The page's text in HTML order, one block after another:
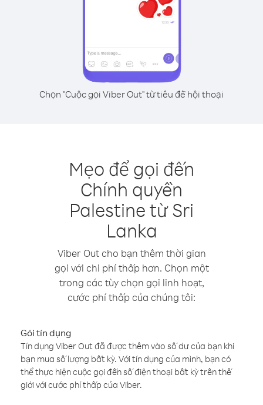
Chọn "Cuộc gọi Viber Out" từ tiêu đề hội thoại
Mẹo để gọi đến
Chính quyền
Palestine từ Sri
Lanka
Viber Out cho bạn thêm thời gian
gọi với chi phí thấp hơn. Chọn một
trong các tùy chọn gọi linh hoạt,
cước phí thấp của chúng tôi:
Gói tín dụng
Tín dụng Viber Out đã được thêm vào số dư của bạn khi
bạn mua số lượng bất kỳ. Với tín dụng của mình, bạn có
thể thực hiện cuộc gọi đến số điện thoại bất kỳ trên thế
giới với cước phí thấp của Viber.